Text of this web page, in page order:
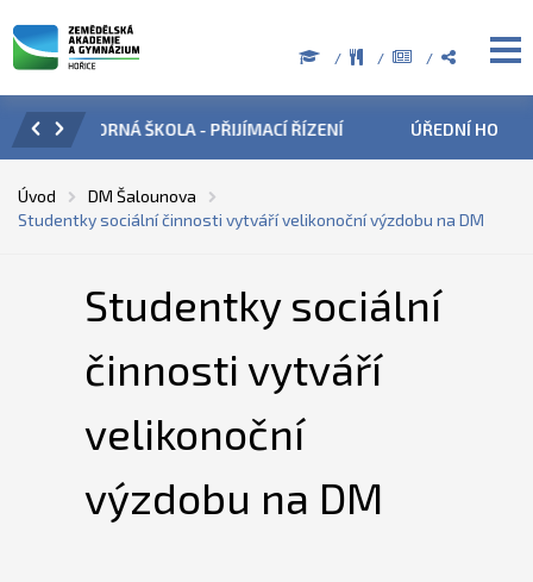
ÚŘEDNÍ HODINY V OBDOBÍ LETNÍCH PRÁZDNIN
Úvod
DM Šalounova
Studentky sociální činnosti vytváří velikonoční výzdobu na DM
Studentky sociální
činnosti vytváří
velikonoční
výzdobu na DM